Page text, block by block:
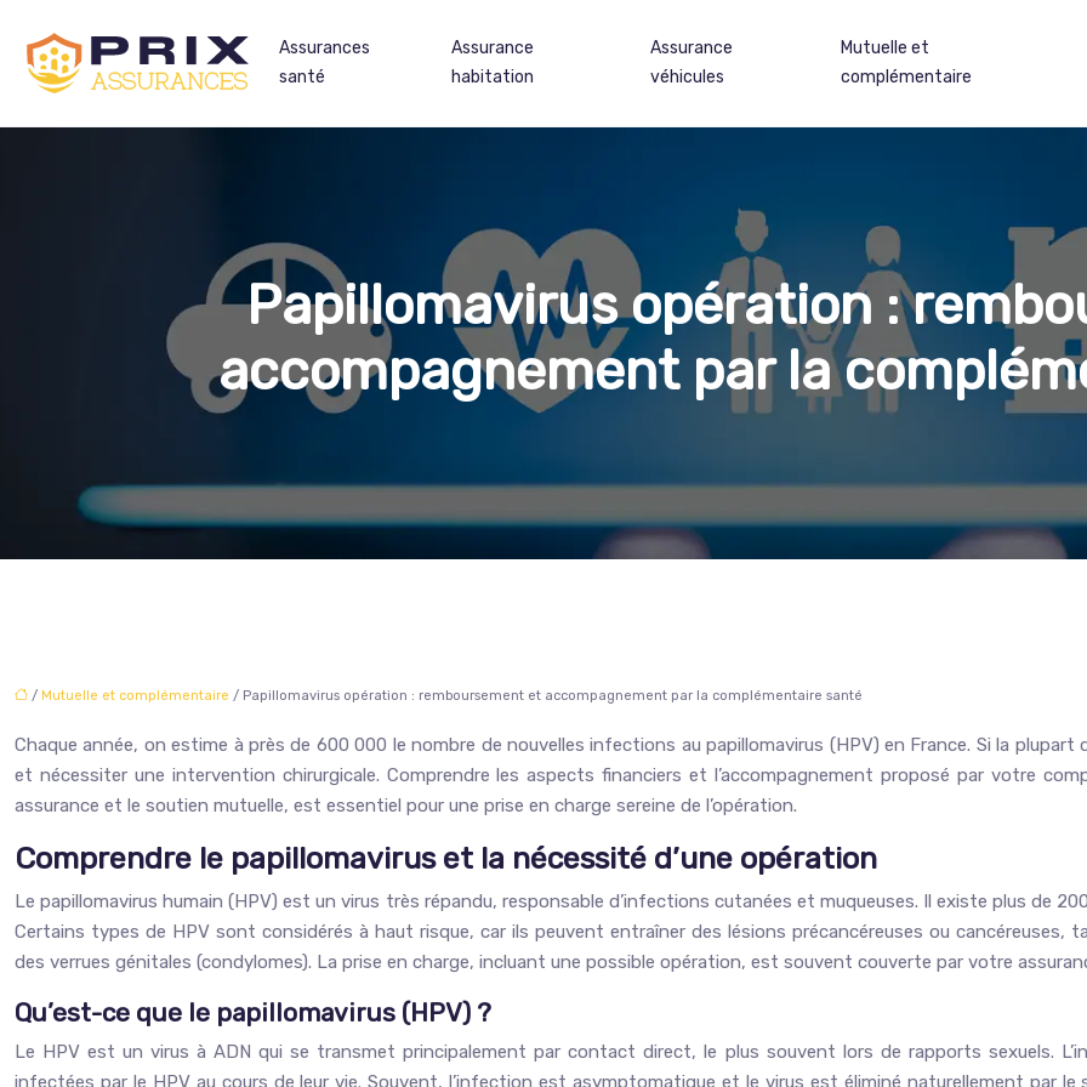
Assurances
santé
Assurance
habitation
Assurance
véhicules
Mutuelle et
complémentaire
Papillomavirus opération :
accompagnement par la
/ Mutuelle et complémentaire / Papillomavirus opération : remboursement et accompagnement par la complémentaire santé
Chaque année, on estime à près de 600 000 le nombre de nouvelles infections au papillomavirus (HPV) en France. Si la
et nécessiter une intervention chirurgicale. Comprendre les aspects financiers et l’accompagnement proposé par votre
assurance et le soutien mutuelle, est essentiel pour une prise en charge sereine de l’opération.
Comprendre le papillomavirus et la nécessité d’une opération
Le papillomavirus humain (HPV) est un virus très répandu, responsable d’infections cutanées et muqueuses. Il existe plus de
Certains types de HPV sont considérés à haut risque, car ils peuvent entraîner des lésions précancéreuses ou cancéreuses,
des verrues génitales (condylomes). La prise en charge, incluant une possible opération, est souvent couverte par votre
Qu’est-ce que le papillomavirus (HPV) ?
Le HPV est un virus à ADN qui se transmet principalement par contact direct, le plus souvent lors de rapports sexuels.
infectées par le HPV au cours de leur vie. Souvent, l’infection est asymptomatique et le virus est éliminé naturellement par